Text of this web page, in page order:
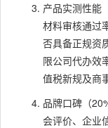
产品实测性能
材料审核通过
否具备正规资
限公司代办效
值税新规及商
品牌口碑（
会评价、企业